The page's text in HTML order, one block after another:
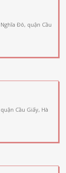
Đô, quận Cầu
Cầu Giấy, Hà